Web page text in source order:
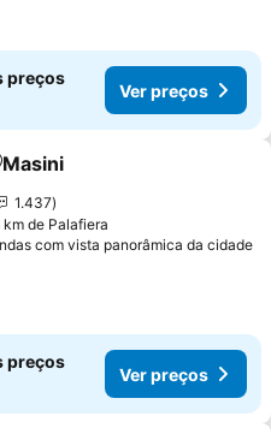
preços
Ver preços
aos favoritos
1.437
km de Palafiera
com vista panorâmica da cidade
preços
Ver preços